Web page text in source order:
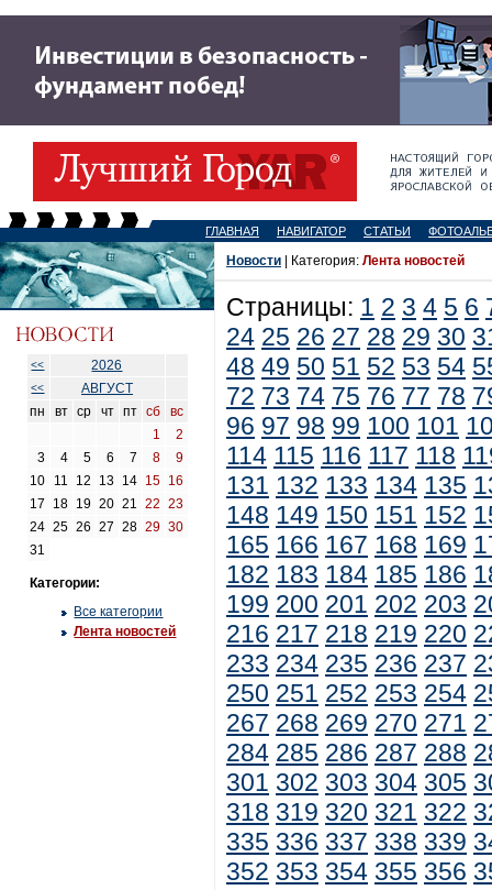
ГЛАВНАЯ НАВИГАТОР СТАТЬИ
<< 2026
<<
АВГУСТ
пн
вт ср чт пт сб
вс
1
2
3
4 5 6 7 8
9
10
11 12 13 14 15 16
17
18 19 20 21 22
23
24 25 26 27 28 29 30
31
Категории:
Все категории
Лента новостей
Новости | Категория: Лента новостей
Страницы: 1 2 3 4 5 6
24 25 26 27 28 29 30
48 49 50 51 52 53 54
72 73 74 75 76 77 78
96 97 98 99 100 101
114 115 116 117 118
131 132 133 134 135
148 149 150 151 152
165 166 167 168 169
182 183 184 185 186
199 200 201 202 203
216 217 218 219 220
233 234 235 236 237
250 251 252 253 254
267 268 269 270 271
284 285 286 287 288
301 302 303 304 305
318 319 320 321 322
335 336 337 338 339
352 353 354 355 356